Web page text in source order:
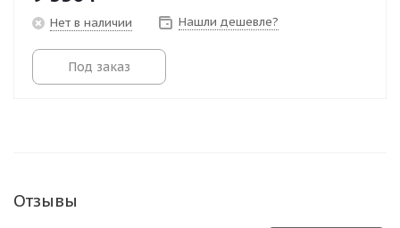
Нет в наличии Нашли дешевле?
Под заказ
Отзывы